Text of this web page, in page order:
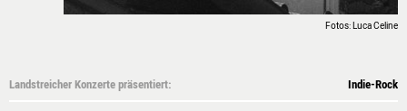
Fotos: Luca Celine
Landstreicher Konzerte präsentiert: Indie-Rock